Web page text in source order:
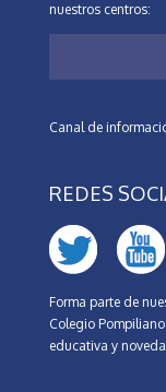
nuestros centros:
Canal de
REDES
Forma parte de
Colegio
educativa y